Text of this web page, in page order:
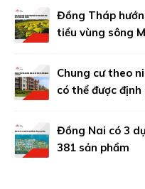
Đồng Tháp
tiểu vùng sông
Chung cư theo
có thể được
Đồng Nai có 3
381 sản phẩm